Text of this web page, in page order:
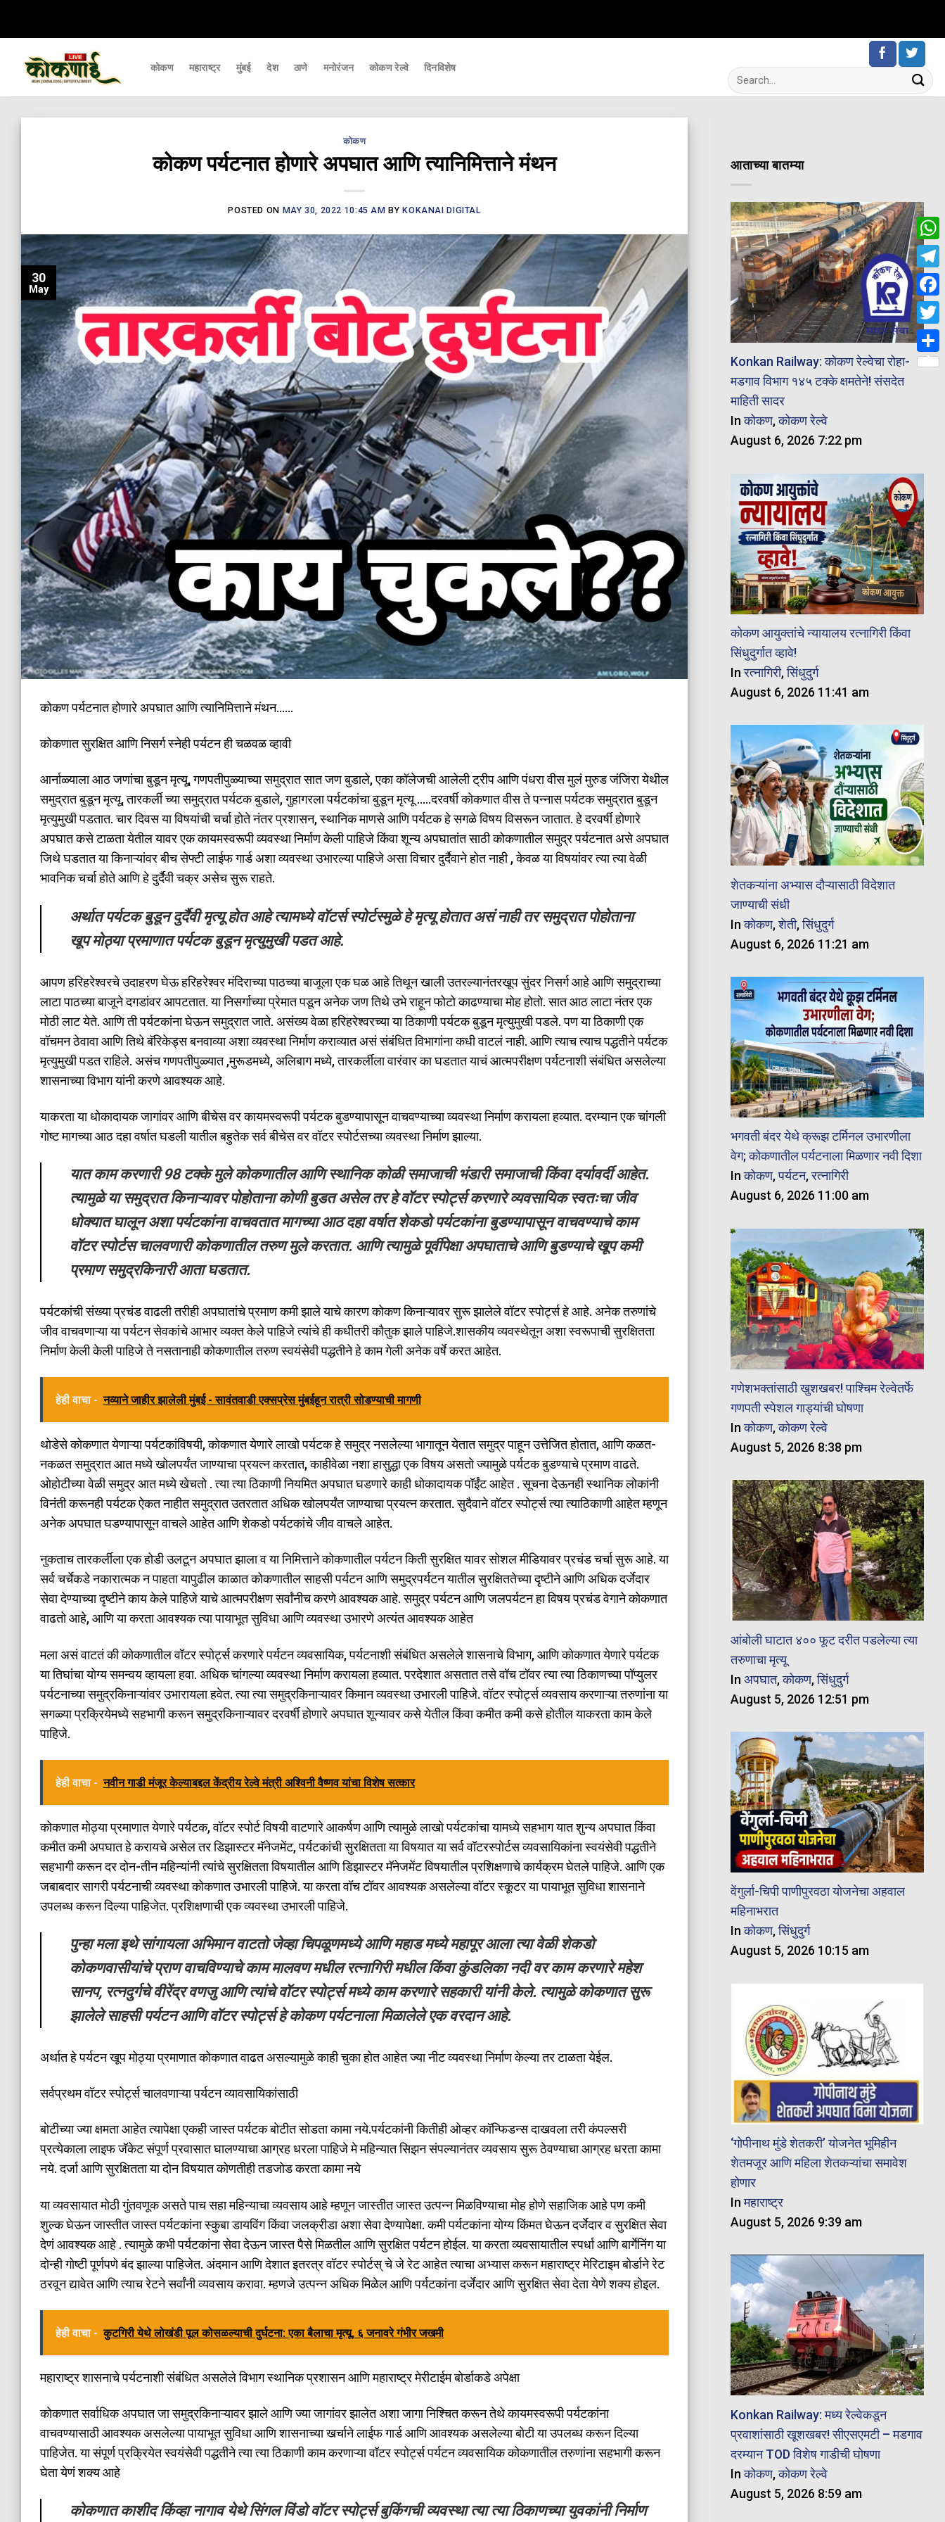
कोकण महाराष्ट्र मुंबई देश ठाणे मनोरंजन कोकण रेल्वे दिनविशेष
कोकण
कोकण पर्यटनात होणारे अपघात आणि त्यानिमित्ताने मंथन
POSTED ON MAY 30, 2022 10:45 AM BYKOKANAI DIGITAL
30
May
कोकण पर्यटनात होणारे अपघात आणि त्यानिमित्ताने मंथन……
कोकणात सुरक्षित आणि निसर्ग स्नेही पर्यटन ही चळवळ व्हावी
आर्नाळ्याला आठ जणांचा बुडून मृत्यू, गणपतीपुळ्याच्या समुद्रात सात जण बुडाले, एका कॉलेजची आलेली ट्रीप आणि पंधरा वीस मुलं मुरुड जंजिरा येथील
समुद्रात बुडून मृत्यू, तारकर्ली च्या समुद्रात पर्यटक बुडाले, गुहागरला पर्यटकांचा बुडून मृत्यू …..दरवर्षी कोकणात वीस ते पन्नास पर्यटक समुद्रात बुडून
मृत्युमुखी पडतात. चार दिवस या विषयांची चर्चा होते नंतर प्रशासन, स्थानिक माणसे आणि पर्यटक हे सगळे विषय विसरून जातात. हे दरवर्षी होणारे
अपघात कसे टाळता येतील यावर एक कायमस्वरूपी व्यवस्था निर्माण केली पाहिजे किंवा शून्य अपघातांत साठी कोकणातील समुद्र पर्यटनात असे अपघात
जिथे घडतात या किनाऱ्यांवर बीच सेफ्टी लाईफ गार्ड अशा व्यवस्था उभारल्या पाहिजे असा विचार दुर्दैवाने होत नाही , केवळ या विषयांवर त्या त्या वेळी
भावनिक चर्चा होते आणि हे दुर्दैवी चक्र असेच सुरू राहते.
अर्थात पर्यटक बुडून दुर्दैवी मृत्यू होत आहे त्यामध्ये वॉटर्स स्पोर्टस्मुळे हे मृत्यू होतात असं नाही तर समुद्रात पोहोताना
खूप मोठ्या प्रमाणात पर्यटक बुडून मृत्युमुखी पडत आहे.
आपण हरिहरेश्वरचे उदाहरण घेऊ हरिहरेश्वर मंदिराच्या पाठच्या बाजूला एक घळ आहे तिथून खाली उतरल्यानंतरखूप सुंदर निसर्ग आहे आणि समुद्राच्या
लाटा पाठच्या बाजूने दगडांवर आपटतात. या निसर्गाच्या प्रेमात पडून अनेक जण तिथे उभे राहून फोटो काढण्याचा मोह होतो. सात आठ लाटा नंतर एक
मोठी लाट येते. आणि ती पर्यटकांना घेऊन समुद्रात जाते. असंख्य वेळा हरिहरेश्वरच्या या ठिकाणी पर्यटक बुडून मृत्युमुखी पडले. पण या ठिकाणी एक
वॉचमन ठेवावा आणि तिथे बॅरिकेड्स बनवाव्या अशा व्यवस्था निर्माण कराव्यात असं संबंधित विभागांना कधी वाटलं नाही. आणि त्याच त्याच पद्धतीने पर्यटक
मृत्युमुखी पडत राहिले. असंच गणपतीपुळ्यात ,मुरूडमध्ये, अलिबाग मध्ये, तारकर्लीला वारंवार का घडतात याचं आत्मपरीक्षण पर्यटनाशी संबंधित असलेल्या
शासनाच्या विभाग यांनी करणे आवश्यक आहे.
याकरता या धोकादायक जागांवर आणि बीचेस वर कायमस्वरूपी पर्यटक बुडण्यापासून वाचवण्याच्या व्यवस्था निर्माण करायला हव्यात. दरम्यान एक चांगली
गोष्ट मागच्या आठ दहा वर्षात घडली यातील बहुतेक सर्व बीचेस वर वॉटर स्पोर्टसच्या व्यवस्था निर्माण झाल्या.
यात काम करणारी 98 टक्के मुले कोकणातील आणि स्थानिक कोळी समाजाची भंडारी समाजाची किंवा दर्यावर्दी आहेत.
त्यामुळे या समुद्रात किनाऱ्यावर पोहोताना कोणी बुडत असेल तर हे वॉटर स्पोर्ट्स करणारे व्यवसायिक स्वतःचा जीव
धोक्यात घालून अशा पर्यटकांना वाचवतात मागच्या आठ दहा वर्षात शेकडो पर्यटकांना बुडण्यापासून वाचवण्याचे काम
वॉटर स्पोर्टस चालवणारी कोकणातील तरुण मुले करतात. आणि त्यामुळे पूर्वीपेक्षा अपघाताचे आणि बुडण्याचे खूप कमी
प्रमाण समुद्रकिनारी आता घडतात.
पर्यटकांची संख्या प्रचंड वाढली तरीही अपघातांचे प्रमाण कमी झाले याचे कारण कोकण किनाऱ्यावर सुरू झालेले वॉटर स्पोर्ट्स हे आहे. अनेक तरुणांचे
जीव वाचवणाऱ्या या पर्यटन सेवकांचे आभार व्यक्त केले पाहिजे त्यांचे ही कधीतरी कौतुक झाले पाहिजे.शासकीय व्यवस्थेतून अशा स्वरूपाची सुरक्षितता
निर्माण केली केली पाहिजे ते नसतानाही कोकणातील तरुण स्वयंसेवी पद्धतीने हे काम गेली अनेक वर्षे करत आहेत.
हेही वाचा - नव्याने जाहीर झालेली मुंबई - सावंतवाडी एक्सप्रेस मुंबईहून रात्री सोडण्याची मागणी
थोडेसे कोकणात येणाऱ्या पर्यटकांविषयी, कोकणात येणारे लाखो पर्यटक हे समुद्र नसलेल्या भागातून येतात समुद्र पाहून उत्तेजित होतात, आणि कळत-
नकळत समुद्रात आत मध्ये खोलपर्यंत जाण्याचा प्रयत्न करतात, काहीवेळा नशा हासुद्धा एक विषय असतो ज्यामुळे पर्यटक बुडण्याचे प्रमाण वाढते.
ओहोटीच्या वेळी समुद्र आत मध्ये खेचतो . त्या त्या ठिकाणी नियमित अपघात घडणारे काही धोकादायक पॉईंट आहेत . सूचना देऊनही स्थानिक लोकांनी
विनंती करूनही पर्यटक ऐकत नाहीत समुद्रात उतरतात अधिक खोलपर्यंत जाण्याचा प्रयत्न करतात. सुदैवाने वॉटर स्पोर्ट्स त्या त्याठिकाणी आहेत म्हणून
अनेक अपघात घडण्यापासून वाचले आहेत आणि शेकडो पर्यटकांचे जीव वाचले आहेत.
नुकताच तारकर्लीला एक होडी उलटून अपघात झाला व या निमित्ताने कोकणातील पर्यटन किती सुरक्षित यावर सोशल मीडियावर प्रचंड चर्चा सुरू आहे. या
सर्व चर्चेकडे नकारात्मक न पाहता यापुढील काळात कोकणातील साहसी पर्यटन आणि समुद्रपर्यटन यातील सुरक्षिततेच्या दृष्टीने आणि अधिक दर्जेदार
सेवा देण्याच्या दृष्टीने काय केले पाहिजे याचे आत्मपरीक्षण सर्वांनीच करणे आवश्यक आहे. समुद्र पर्यटन आणि जलपर्यटन हा विषय प्रचंड वेगाने कोकणात
वाढतो आहे, आणि या करता आवश्यक त्या पायाभूत सुविधा आणि व्यवस्था उभारणे अत्यंत आवश्यक आहेत
मला असं वाटतं की कोकणातील वॉटर स्पोर्ट्स करणारे पर्यटन व्यवसायिक, पर्यटनाशी संबंधित असलेले शासनाचे विभाग, आणि कोकणात येणारे पर्यटक
या तिघांचा योग्य समन्वय व्हायला हवा. अधिक चांगल्या व्यवस्था निर्माण करायला हव्यात. परदेशात असतात तसे वॉच टॉवर त्या त्या ठिकाणच्या पॉप्युलर
पर्यटनाच्या समुद्रकिनाऱ्यांवर उभारायला हवेत. त्या त्या समुद्रकिनाऱ्यावर किमान व्यवस्था उभारली पाहिजे. वॉटर स्पोर्ट्स व्यवसाय करणाऱ्या तरुणांना या
सगळ्या प्रक्रियेमध्ये सहभागी करून समुद्रकिनाऱ्यावर दरवर्षी होणारे अपघात शून्यावर कसे येतील किंवा कमीत कमी कसे होतील याकरता काम केले
पाहिजे.
हेही वाचा - नवीन गाडी मंजूर केल्याबद्दल केंद्रीय रेल्वे मंत्री अश्विनी वैष्णव यांचा विशेष सत्कार
कोकणात मोठ्या प्रमाणात येणारे पर्यटक, वॉटर स्पोर्ट विषयी वाटणारे आकर्षण आणि त्यामुळे लाखो पर्यटकांचा यामध्ये सहभाग यात शुन्य अपघात किंवा
कमीत कमी अपघात हे करायचे असेल तर डिझास्टर मॅनेजमेंट, पर्यटकांची सुरक्षितता या विषयात या सर्व वॉटरस्पोर्टस व्यवसायिकांना स्वयंसेवी पद्धतीने
सहभागी करून दर दोन-तीन महिन्यांनी त्यांचे सुरक्षितता विषयातील आणि डिझास्टर मॅनेजमेंट विषयातील प्रशिक्षणाचे कार्यक्रम घेतले पाहिजे. आणि एक
जबाबदार सागरी पर्यटनाची व्यवस्था कोकणात उभारली पाहिजे. या करता वॉच टॉवर आवश्यक असलेल्या वॉटर स्कूटर या पायाभूत सुविधा शासनाने
उपलब्ध करून दिल्या पाहिजेत. प्रशिक्षणाची एक व्यवस्था उभारली पाहिजे.
पुन्हा मला इथे सांगायला अभिमान वाटतो जेव्हा चिपळूणमध्ये आणि महाड मध्ये महापूर आला त्या वेळी शेकडो
कोकणवासीयांचे प्राण वाचविण्याचे काम मालवण मधील रत्नागिरी मधील किंवा कुंडलिका नदी वर काम करणारे महेश
सानप, रत्नदुर्गचे वीरेंद्र वणजु आणि त्यांचे वॉटर स्पोर्ट्स मध्ये काम करणारे सहकारी यांनी केले. त्यामुळे कोकणात सुरू
झालेले साहसी पर्यटन आणि वॉटर स्पोर्ट्स हे कोकण पर्यटनाला मिळालेले एक वरदान आहे.
अर्थात हे पर्यटन खूप मोठ्या प्रमाणात कोकणात वाढत असल्यामुळे काही चुका होत आहेत ज्या नीट व्यवस्था निर्माण केल्या तर टाळता येईल.
सर्वप्रथम वॉटर स्पोर्ट्स चालवणाऱ्या पर्यटन व्यावसायिकांसाठी
बोटीच्या ज्या क्षमता आहेत त्यापेक्षा एकही जास्त पर्यटक बोटीत सोडता कामा नये.पर्यटकांनी कितीही ओव्हर कॉन्फिडन्स दाखवला तरी कंपल्सरी
प्रत्येकाला लाइफ जॅकेट संपूर्ण प्रवासात घालण्याचा आग्रह धरला पाहिजे मे महिन्यात सिझन संपल्यानंतर व्यवसाय सुरू ठेवण्याचा आग्रह धरता कामा
नये. दर्जा आणि सुरक्षितता या दोन विषयात कोणतीही तडजोड करता कामा नये
या व्यवसायात मोठी गुंतवणूक असते पाच सहा महिन्याचा व्यवसाय आहे म्हणून जास्तीत जास्त उत्पन्न मिळविण्याचा मोह होणे सहाजिक आहे पण कमी
शुल्क घेऊन जास्तीत जास्त पर्यटकांना स्कुबा डायविंग किंवा जलक्रीडा अशा सेवा देण्यापेक्षा. कमी पर्यटकांना योग्य किंमत घेऊन दर्जेदार व सुरक्षित सेवा
देणं आवश्यक आहे . त्यामुळे कभी पर्यटकांना सेवा देऊन जास्त पैसे मिळतील आणि सुरक्षित पर्यटन होईल. या करता व्यवसायातील स्पर्धा आणि बार्गेनिंग या
दोन्ही गोष्टी पूर्णपणे बंद झाल्या पाहिजेत. अंदमान आणि देशात इतरत्र वॉटर स्पोर्टस् चे जे रेट आहेत त्याचा अभ्यास करून महाराष्ट्र मेरिटाइम बोर्डाने रेट
ठरवून द्यावेत आणि त्याच रेटने सर्वांनी व्यवसाय करावा. म्हणजे उत्पन्न अधिक मिळेल आणि पर्यटकांना दर्जेदार आणि सुरक्षित सेवा देता येणे शक्‍य होइल.
हेही वाचा - कुटगिरी येथे लोखंडी पूल कोसळल्याची दुर्घटना: एका बैलाचा मृत्यू, ६ जनावरे गंभीर जखमी
महाराष्ट्र शासनाचे पर्यटनाशी संबंधित असलेले विभाग स्थानिक प्रशासन आणि महाराष्ट्र मेरीटाईम बोर्डाकडे अपेक्षा
कोकणात सर्वाधिक अपघात जा समुद्रकिनाऱ्यावर झाले आणि ज्या जागांवर झालेत अशा जागा निश्चित करून तेथे कायमस्वरूपी पर्यटकांना
वाचवण्यासाठी आवश्यक असलेल्या पायाभूत सुविधा आणि शासनाच्या खर्चाने लाईफ गार्ड आणि आवश्यक असलेल्या बोटी या उपलब्ध करून दिल्या
पाहिजेत. या संपूर्ण प्रक्रियेत स्वयंसेवी पद्धतीने त्या त्या ठिकाणी काम करणाऱ्या वॉटर स्पोर्ट्स पर्यटन व्यवसायिक कोकणातील तरुणांना सहभागी करून
घेता येणं शक्य आहे
कोकणात काशीद किंव्हा नागाव येथे सिंगल विंडो वॉटर स्पोर्ट्स बुकिंगची व्यवस्था त्या त्या ठिकाणच्या युवकांनी निर्माण
आताच्या बातम्या
Konkan Railway: कोकण रेल्वेचा रोहा-
मडगाव विभाग १४५ टक्के क्षमतेने! संसदेत
माहिती सादर
Inकोकण,कोकण रेल्वे
August 6, 2026 7:22 pm
कोकण आयुक्तांचे न्यायालय रत्नागिरी किंवा
सिंधुदुर्गात व्हावे!
Inरत्नागिरी,सिंधुदुर्ग
August 6, 2026 11:41 am
शेतकऱ्यांना अभ्यास दौऱ्यासाठी विदेशात
जाण्याची संधी
Inकोकण,शेती,सिंधुदुर्ग
August 6, 2026 11:21 am
भगवती बंदर येथे क्रूझ टर्मिनल उभारणीला
वेग; कोकणातील पर्यटनाला मिळणार नवी दिशा
Inकोकण,पर्यटन,रत्नागिरी
August 6, 2026 11:00 am
गणेशभक्तांसाठी खुशखबर! पाश्चिम रेल्वेतर्फे
गणपती स्पेशल गाड्यांची घोषणा
Inकोकण,कोकण रेल्वे
August 5, 2026 8:38 pm
आंबोली घाटात ४०० फूट दरीत पडलेल्या त्या
तरुणाचा मृत्यू
In अपघात,कोकण,सिंधुदुर्ग
August 5, 2026 12:51 pm
वेंगुर्ला-चिपी पाणीपुरवठा योजनेचा अहवाल
महिनाभरात
Inकोकण,सिंधुदुर्ग
August 5, 2026 10:15 am
‘गोपीनाथ मुंडे शेतकरी’ योजनेत भूमिहीन
शेतमजूर आणि महिला शेतकऱ्यांचा समावेश
होणार
Inमहाराष्ट्र
August 5, 2026 9:39 am
Konkan Railway: मध्य रेल्वेकडून
प्रवाशांसाठी खूशखबर! सीएसएमटी – मडगाव
दरम्यान TOD विशेष गाडीची घोषणा
Inकोकण,कोकण रेल्वे
August 5, 2026 8:59 am